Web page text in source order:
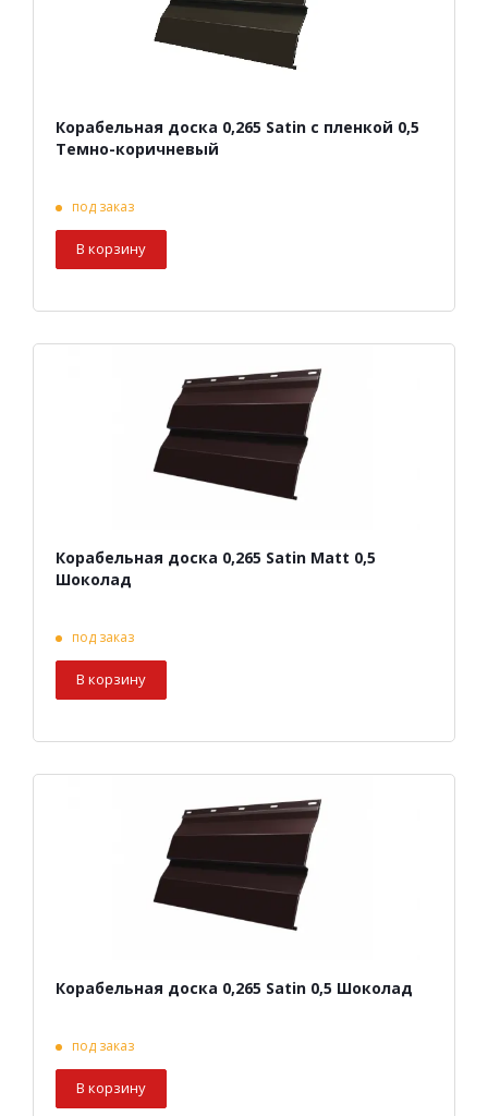
Корабельная доска 0,265 Satin с пленкой 0,5
Темно-коричневый
под заказ
В корзину
Корабельная доска 0,265 Satin Matt 0,5
Шоколад
под заказ
В корзину
Корабельная доска 0,265 Satin 0,5 Шоколад
под заказ
В корзину